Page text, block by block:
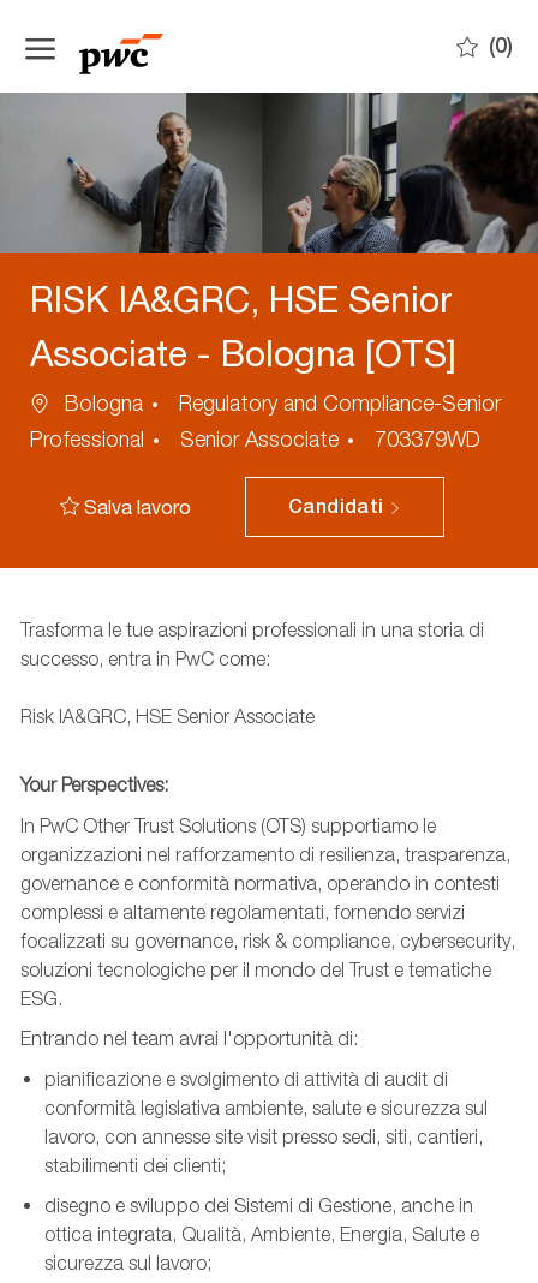
(0)
RISK IA&GRC, HSE Senior
Associate - Bologna [OTS]
Ubicazione
Bologna Categoria
Regulatory and Compliance-Senior
Professional
Senior Associate
ID
annuncio
703379WD
Salva lavoro Candidati
Trasforma le tue aspirazioni professionali in una storia di
successo, entra in PwC come:
Risk IA&GRC, HSE Senior Associate
Your Perspectives:
In PwC Other Trust Solutions (OTS) supportiamo le
organizzazioni nel rafforzamento di resilienza, trasparenza,
governance e conformità normativa, operando in contesti
complessi e altamente regolamentati, fornendo servizi
focalizzati su governance, risk & compliance, cybersecurity,
soluzioni tecnologiche per il mondo del Trust e tematiche
ESG.
Entrando nel team avrai l'opportunità di:
pianificazione e svolgimento di attività di audit di
conformità legislativa ambiente, salute e sicurezza sul
lavoro, con annesse site visit presso sedi, siti, cantieri,
stabilimenti dei clienti;
disegno e sviluppo dei Sistemi di Gestione, anche in
ottica integrata, Qualità, Ambiente, Energia, Salute e
sicurezza sul lavoro;